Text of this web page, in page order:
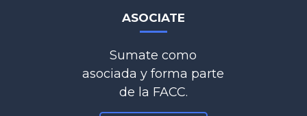
ASOCIATE
Sumate como
asociada y forma parte
de la FACC.